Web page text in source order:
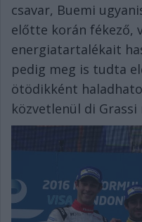
csavar, Buemi
előtte korán fékező,
energiatartalékait
pedig meg is tudta
ötödikként
közvetlenül di